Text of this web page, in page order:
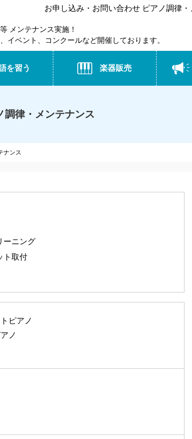
お申し込み・お問い合わせ ピアノ調律
メンテナンス実施！
イベント、コンクールなど開催しております。
を習う 楽器販売
律・メンテナンス
ナンス
ーニング
ト取付
ピアノ
ノ